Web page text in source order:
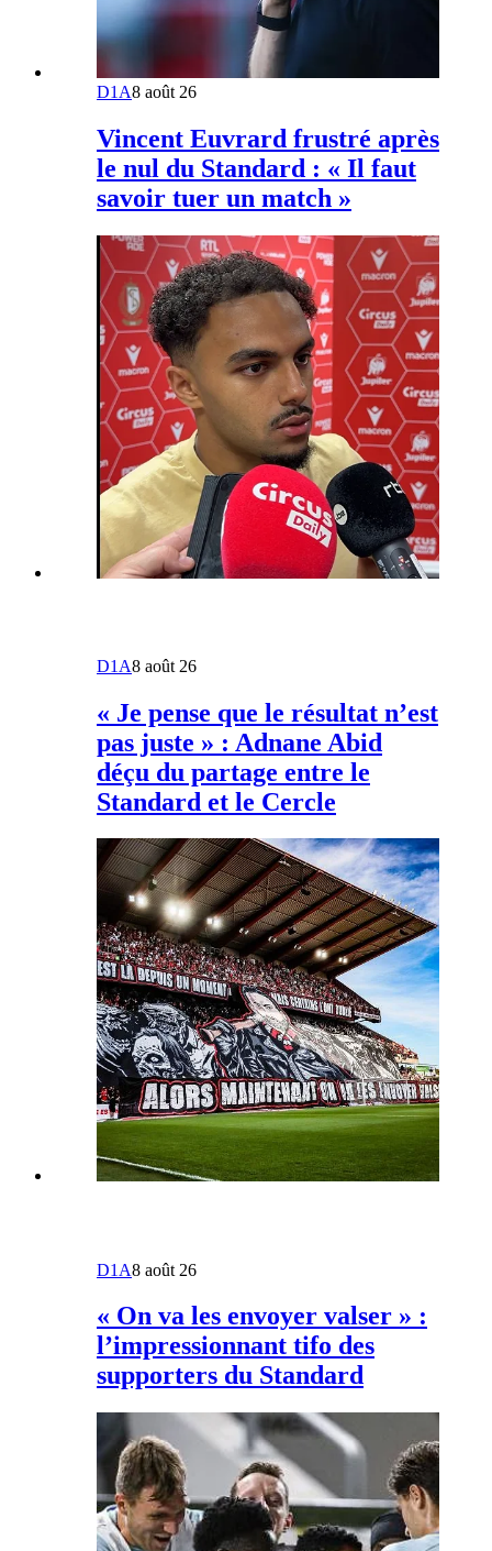
D1A8 août 26
Vincent Euvrard frustré après
le nul du Standard : « Il faut
savoir tuer un match »
D1A8 août 26
« Je pense que le résultat n’est
pas juste » : Adnane Abid
déçu du partage entre le
Standard et le Cercle
D1A8 août 26
« On va les envoyer valser » :
l’impressionnant tifo des
supporters du Standard